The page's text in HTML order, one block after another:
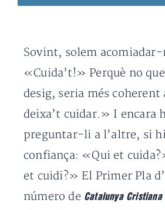
Sovint, solem
«Cuida’t!» Perquè no
desig, seria més
deixa’t cuidar.» I encara
preguntar-li a l’altre, si
confiança: «Qui et
et cuidi?» El Primer Pla
número de Catalunya Cristiana